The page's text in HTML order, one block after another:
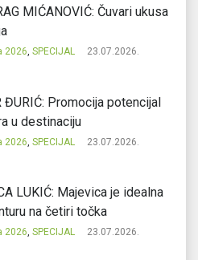
MIĆANOVIĆ: Čuvari ukusa
2026, SPECIJAL 23.07.2026.
ĐURIĆ: Promocija potencijal
u destinaciju
2026 SPECIJAL 23.07.2026.
LUKIĆ: Majevica je idealna
na četiri točka
2026, SPECIJAL 23.07.2026.